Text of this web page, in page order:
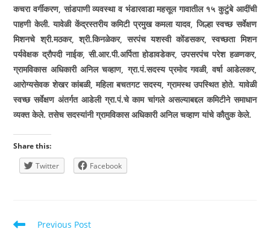
कचरा वर्गीकरण,सांडपाणी व्यवस्था व भंडारवाडा महसूल गावातील १५ कुटुंबे आदींची
पाहणी केली. यावेळी केंद्रस्तरीय कमिटी प्रमुख कमला यादव,जिल्हा स्वच्छ सर्वेक्षण
मिशनचे श्री.मठकर,श्री.किनळेकर,सरपंच यशस्वी कोंडसकर,स्वच्छता मिशन
पर्यवेक्षक द्रौपदी नाईक,सी.आर.पी.अर्पिता होडावडेकर,उपसरपंच परेश हळणकर,
ग्रामविकास अधिकारी अनिल चव्हाण,ग्रा.पं.सदस्य प्रमोद गवळी,वर्षा आडेलकर,
आरोग्यसेवक शेखर कांबळी,महिला बचतगट सदस्य,ग्रामस्थ उपस्थित होते. यावेळी
स्वच्छ सर्वेक्षण अंतर्गत आडेली ग्रा.पं.चे काम चांगले असल्याबद्दल कमिटीने समाधान
व्यक्त केले. तसेच सदस्यांनी ग्रामविकास अधिकारी अनिल चव्हाण यांचे कौतुक केले.
Share this:
Twitter
Facebook
Read
Previous Post